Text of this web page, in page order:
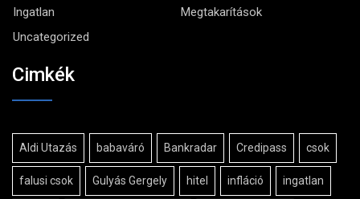
Ingatlan
Megtakarítások
Uncategorized
Cimkék
Aldi Utazás babaváró Bankradar Credipass csok
falusi csok Gulyás Gergely hitel infláció ingatlan